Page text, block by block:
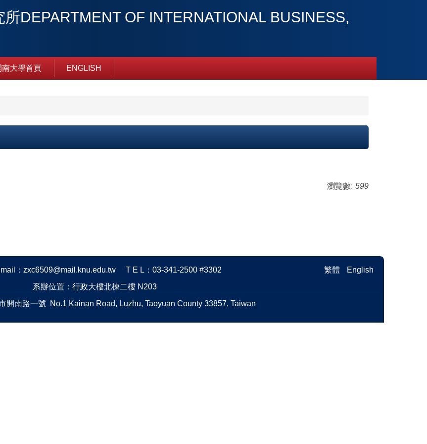
DEPARTMENT OF INTERNATIONAL BUSINESS,
南大學首頁 ENGLISH
瀏覽數: 599
繁體 English
：zxc6509@mail.knu.edu.tw T E L：03-341-2500 #3302
系辦位置：行政大樓北棟二樓 N203
開南路一號 No.1 Kainan Road, Luzhu, Taoyuan County 33857, Taiwan